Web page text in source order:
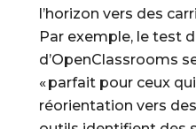
l’horizon vers des
Par exemple, le test
d’OpenClassrooms
« parfait pour ceux
réorientation vers